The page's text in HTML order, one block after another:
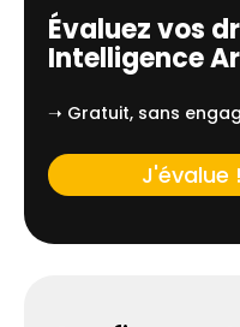
Évaluez vos
Intelligence
➝ Gratuit, sans
J'évalue !